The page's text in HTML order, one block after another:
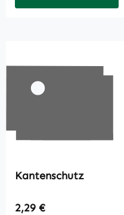
Kantenschutz
Regulärer Preis:
2,29 €